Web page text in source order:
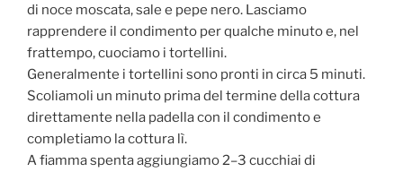
di noce moscata, sale e pepe nero. Lasciamo
rapprendere il condimento per qualche minuto e, nel
frattempo, cuociamo i tortellini.
Generalmente i tortellini sono pronti in circa 5 minuti.
Scoliamoli un minuto prima del termine della cottura
direttamente nella padella con il condimento e
completiamo la cottura lì.
A fiamma spenta aggiungiamo 2–3 cucchiai di